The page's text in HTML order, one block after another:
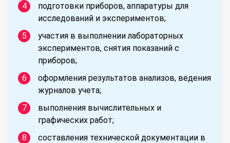
подготовки приборов, аппаратуры для
исследований и экспериментов;
участия в выполнении лабораторных
экспериментов, снятия показаний с
приборов;
оформления результатов анализов, ведения
журналов учета;
выполнения вычислительных и
графических работ;
составления технической документации в